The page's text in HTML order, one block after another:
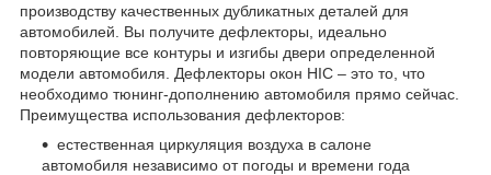
производству качественных дубликатных деталей для
автомобилей. Вы получите дефлекторы, идеально
повторяющие все контуры и изгибы двери определенной
модели автомобиля. Дефлекторы окон HIC – это то, что
необходимо тюнинг-дополнению автомобиля прямо сейчас.
Преимущества использования дефлекторов:
естественная циркуляция воздуха в салоне
автомобиля независимо от погоды и времени года